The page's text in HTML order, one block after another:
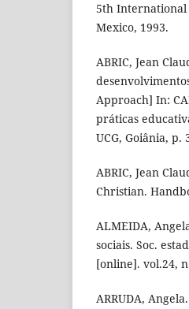
5th International
Mexico, 1993.
ABRIC, Jean
Approach] In:
práticas
UCG, Goiânia, p.
ABRIC, Jean
Christian.
ALMEIDA,
sociais. Soc.
[online]. vol.24,
ARRUDA,